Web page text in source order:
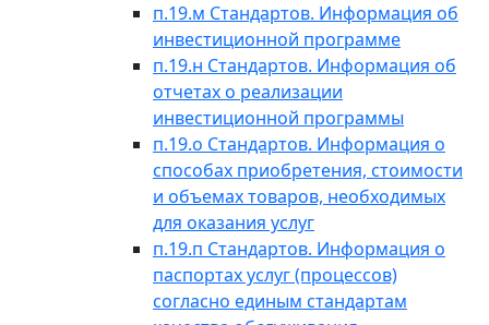
п.19.м Стандартов. Информация об
инвестиционной программе
п.19.н Стандартов. Информация об
отчетах о реализации
инвестиционной программы
п.19.о Стандартов. Информация о
способах приобретения, стоимости
и объемах товаров, необходимых
для оказания услуг
п.19.п Стандартов. Информация о
паспортах услуг (процессов)
согласно единым стандартам